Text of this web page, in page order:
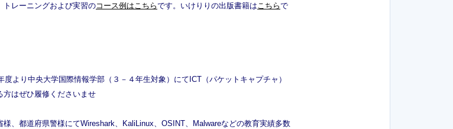
トレーニングおよび実習のコース例はこちらです。いけりりの出版書籍は こちらで
より中央大学国際情報学部（３－４年生対象）にてICT（パケットキャプチャ）
方はぜひ履修くださいませ
、都道府県警様にてWireshark、KaliLinux、OSINT、Malwareなどの教育実績多数